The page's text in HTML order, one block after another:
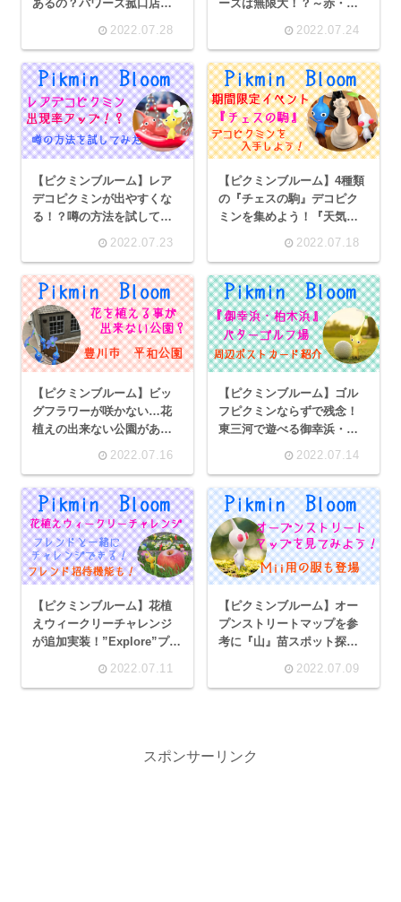
あるの？パワーズ菰口店訪
2022.07.28
ーズは無限大！？～赤・
2022.07.24
【ピクミンブルーム】レア
デコピクミンが出やすくな
る！？噂の方法を試してみ
2022.07.23
【ピクミンブルーム】4種類
の『チェスの駒』デコピク
ミンを集めよう！『天気』
2022.07.18
【ピクミンブルーム】ビッ
グフラワーが咲かない…花
植えの出来ない公園があっ
た！愛知県豊川市『平和公
2022.07.16
【ピクミンブルーム】ゴル
フピクミンならずで残念！
東三河で遊べる御幸浜・柏
木浜パターゴルフ場紹介
2022.07.14
【ピクミンブルーム】花植
えウィークリーチャレンジ
が追加実装！”Explore”プリ
ントTシャツ登場
2022.07.11
【ピクミンブルーム】オー
プンストリートマップを参
考に『山』苗スポット探し
2022.07.09
スポンサーリンク